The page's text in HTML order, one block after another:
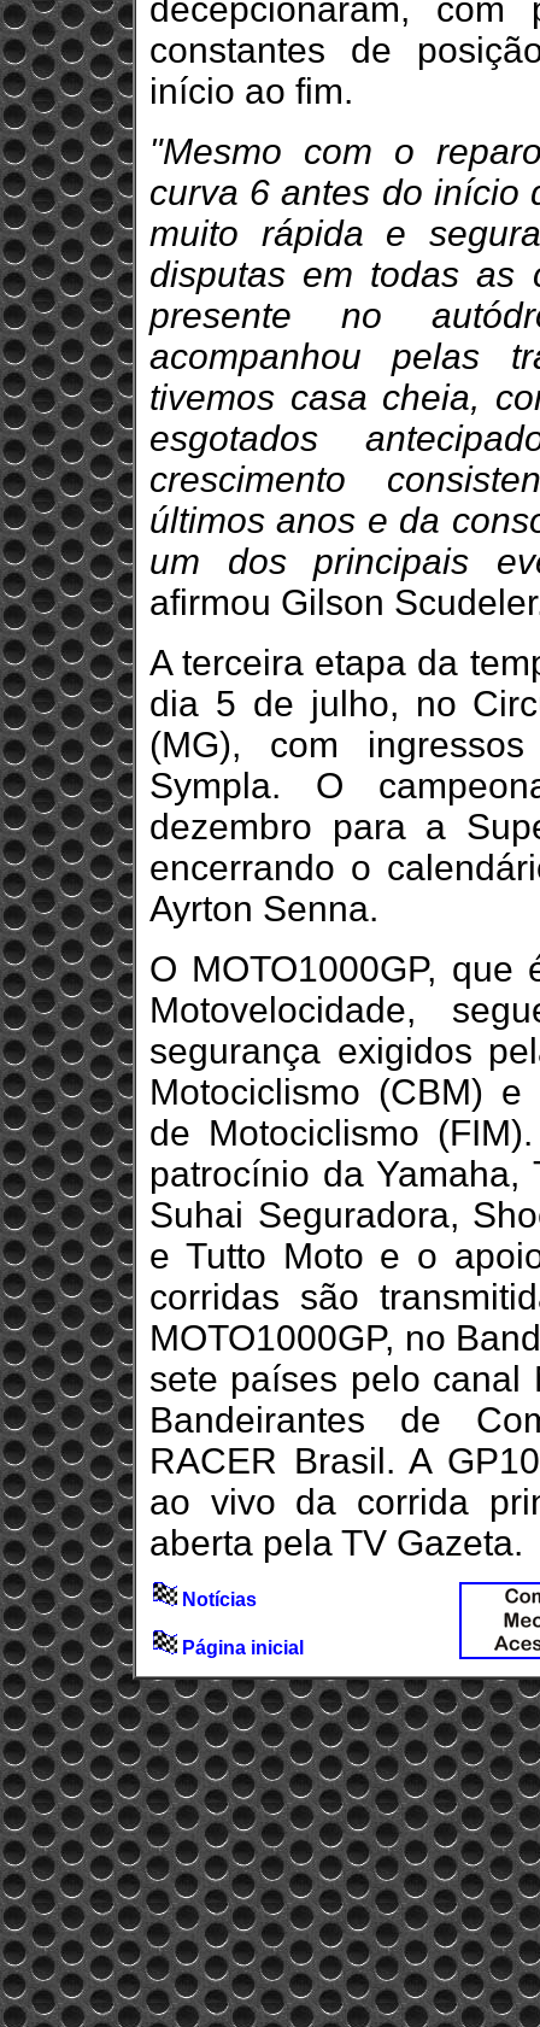
decepcionaram, com
constantes de
início ao fim.
"Mesmo com o
curva 6 antes do início
muito rápida e
disputas em todas as
presente no
acompanhou pelas
tivemos casa cheia,
esgotados
crescimento
últimos anos e da
um dos principais
afirmou Gilson
A terceira etapa da
dia 5 de julho, no
(MG), com
Sympla. O
dezembro para a
encerrando o
Ayrton Senna.
O MOTO1000GP,
Motovelocidade,
segurança exigidos
Motociclismo (CBM)
de Motociclismo
patrocínio da Yamaha,
Suhai Seguradora,
e Tutto Moto e o
corridas são
MOTO1000GP, no
sete países pelo canal
Bandeirantes de
RACER Brasil. A
ao vivo da corrida
aberta pela TV Gazeta.
Notícias
Página inicial